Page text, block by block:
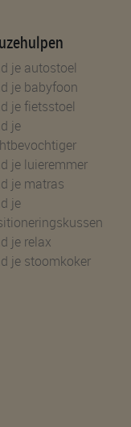
je autostoel
je babyfoon
je fietsstoel
je
je luieremmer
je matras
je
je relax
je stoomkoker